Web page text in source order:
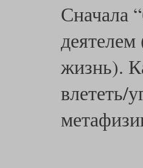
Сначала
жизнь).
влететь/